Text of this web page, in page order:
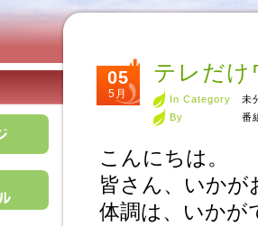
05
5月
テレだけ
In Category
未
By
番
こんにちは。
皆さん、いかが
体調は、いかが